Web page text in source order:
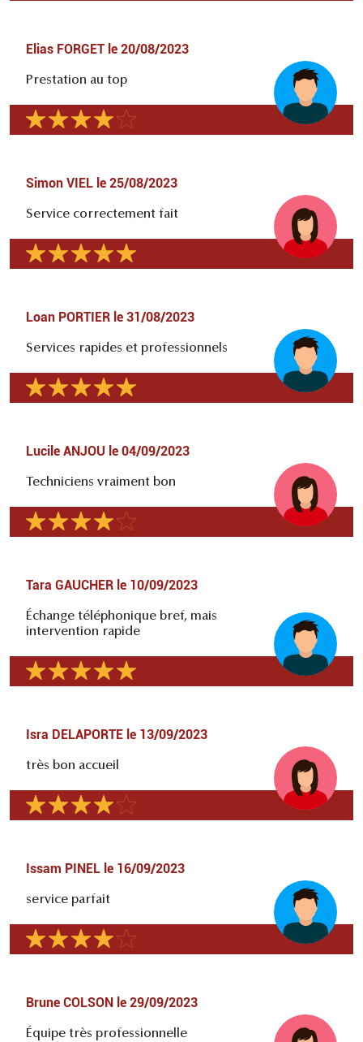
Elias FORGET le 20/08/2023
Prestation au top
Simon VIEL le 25/08/2023
Service correctement fait
Loan PORTIER le 31/08/2023
Services rapides et professionnels
Lucile ANJOU le 04/09/2023
Techniciens vraiment bon
Tara GAUCHER le 10/09/2023
Échange téléphonique bref, mais
intervention rapide
Isra DELAPORTE le 13/09/2023
très bon accueil
Issam PINEL le 16/09/2023
service parfait
Brune COLSON le 29/09/2023
Équipe très professionnelle